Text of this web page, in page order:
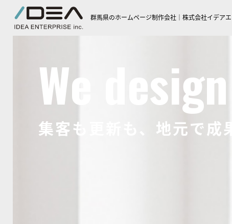
群馬県のホームページ制作会社｜株式会社イデア
We
集客も更新も、地元で成